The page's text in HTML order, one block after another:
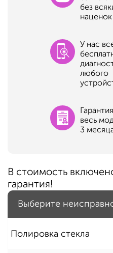
без
наценок
У нас
любого
весь
3
В стоимость
гарантия!
Выберите
Полировка стекла